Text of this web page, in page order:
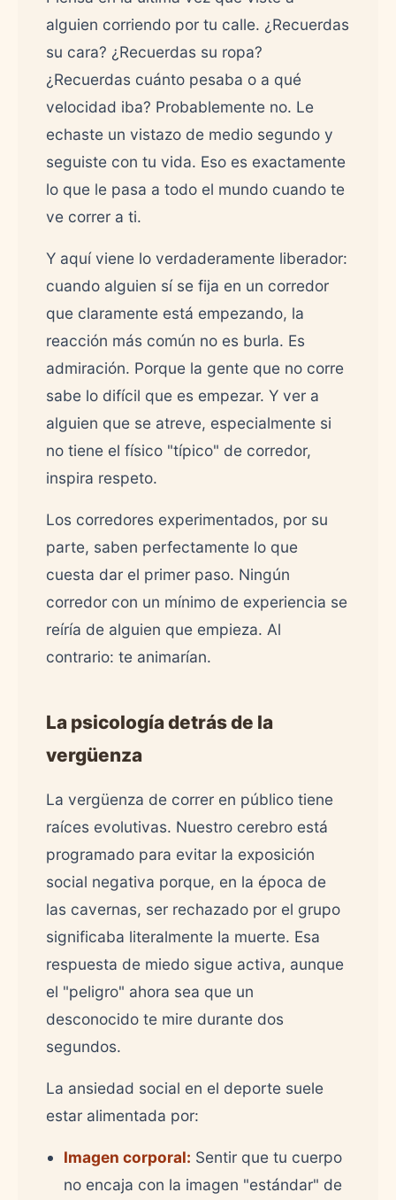
alguien corriendo por tu calle. ¿Recuerdas
su cara? ¿Recuerdas su ropa?
¿Recuerdas cuánto pesaba o a qué
velocidad iba? Probablemente no. Le
echaste un vistazo de medio segundo y
seguiste con tu vida. Eso es exactamente
lo que le pasa a todo el mundo cuando te
ve correr a ti.
Y aquí viene lo verdaderamente liberador:
cuando alguien sí se fija en un corredor
que claramente está empezando, la
reacción más común no es burla. Es
admiración. Porque la gente que no corre
sabe lo difícil que es empezar. Y ver a
alguien que se atreve, especialmente si
no tiene el físico "típico" de corredor,
inspira respeto.
Los corredores experimentados, por su
parte, saben perfectamente lo que
cuesta dar el primer paso. Ningún
corredor con un mínimo de experiencia se
reíría de alguien que empieza. Al
contrario: te animarían.
La psicología detrás de la
vergüenza
La vergüenza de correr en público tiene
raíces evolutivas. Nuestro cerebro está
programado para evitar la exposición
social negativa porque, en la época de
las cavernas, ser rechazado por el grupo
significaba literalmente la muerte. Esa
respuesta de miedo sigue activa, aunque
el "peligro" ahora sea que un
desconocido te mire durante dos
segundos.
La ansiedad social en el deporte suele
estar alimentada por:
Imagen corporal: Sentir que tu cuerpo
no encaja con la imagen "estándar" de